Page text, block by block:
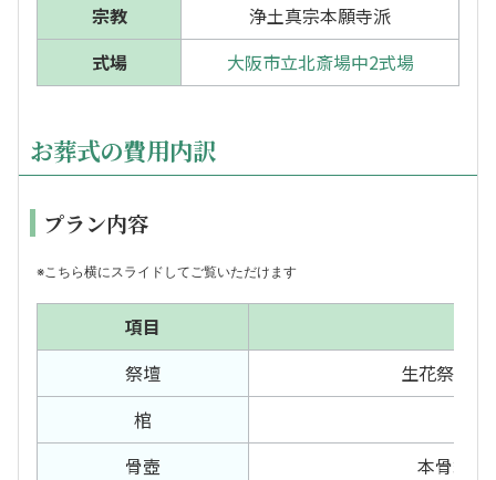
宗教
浄土真宗本願寺派
式場
大阪市立北斎場中2式場
お葬式の費用内訳
プラン内容
※こちら横にスライドしてご覧いただけます
項目
祭壇
生花祭壇
棺
骨壺
本骨箱、